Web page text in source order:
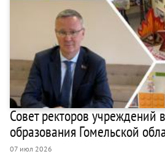
Совет ректоров учреждений
образования Гомельской
07 июл 2026